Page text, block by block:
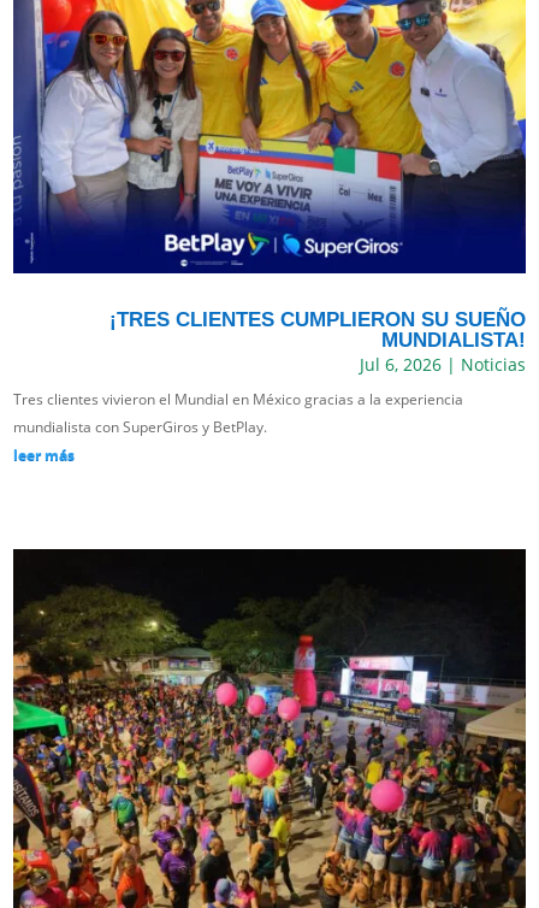
¡TRES CLIENTES CUMPLIERON SU SUEÑO
MUNDIALISTA!
Jul 6, 2026| Noticias
Tres clientes vivieron el Mundial en México gracias a la experiencia
mundialista con SuperGiros y BetPlay.
leer más